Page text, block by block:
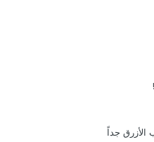
جداً